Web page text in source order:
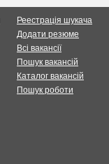
Реестрація шукача
Додати резюме
Всі вакансії
Пошук вакансій
Каталог вакансій
Пошук роботи